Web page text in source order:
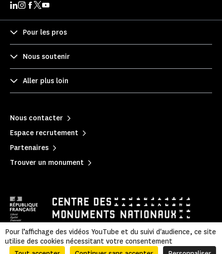
Pour les pros
Nous soutenir
Aller plus loin
Nous contacter
Espace recrutement
Partenaires
Trouver un monument
Mentions légales Politique de confidentialité
|
Informations légales et administratives
| Accessibilité | Plan du site
Pour l’affichage des vidéos YouTube et du suivi d'audience, ce site
utilise des cookies nécessitant votre consentement